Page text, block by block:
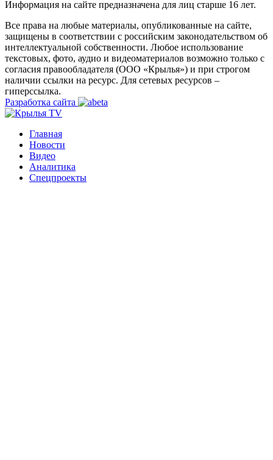
Информация на сайте предназначена для лиц старше 16 лет.
Все права на любые материалы, опубликованные на сайте,
защищены в соответствии с российским законодательством об
интеллектуальной собственности. Любое использование
текстовых, фото, аудио и видеоматериалов возможно только с
согласия правообладателя (ООО «Крылья») и при строгом
наличии ссылки на ресурс. Для сетевых ресурсов –
гиперссылка.
Разработка сайта
Главная
Новости
Видео
Аналитика
Спецпроекты